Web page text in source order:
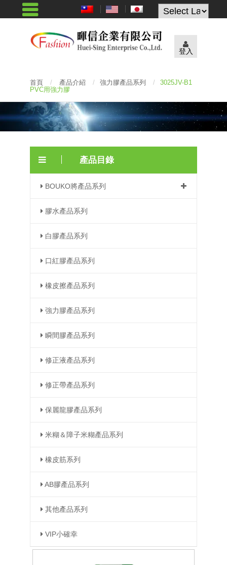
Powered by
登入
首頁 / 產品介紹 / 強力膠產品系列 /
3025JV-B1
PVC用強力膠
產品目錄
BOUKO將產品系列
膠水產品系列
白膠產品系列
口紅膠產品系列
橡皮擦產品系列
強力膠產品系列
瞬間膠產品系列
修正液產品系列
修正帶產品系列
保麗龍膠產品系列
米糊＆障子米糊產品系列
橡皮筋系列
AB膠產品系列
其他產品系列
VIP小確幸